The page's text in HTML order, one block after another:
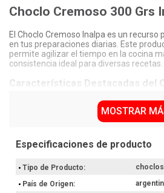
Choclo Cremoso 300 Grs
El Choclo Cremoso Inalpa es un
en tus preparaciones diarias. Este
permite agilizar el tiempo en la cocina
consistencia ideal para diversas recetas.
Características Destacadas del
Presentación en lata con un
ideal para el uso doméstico.
platos.
estándares de producción local.
Envase unitario que asegura la
hasta el momento de su apertura.
MOSTRAR
Tipo de Producto
choclos
País de Origen